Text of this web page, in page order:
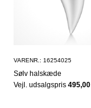
VARENR.: 16254025
Sølv halskæde
Vejl. udsalgspris 495,00